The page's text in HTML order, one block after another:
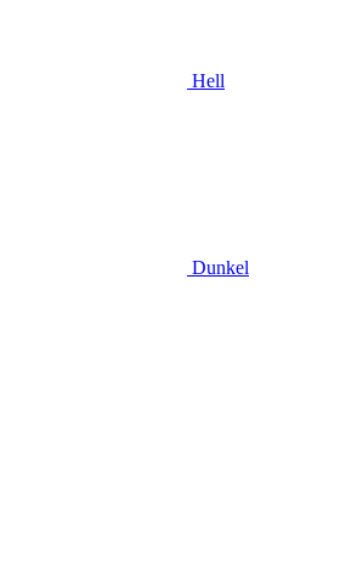
Hell
Dunkel